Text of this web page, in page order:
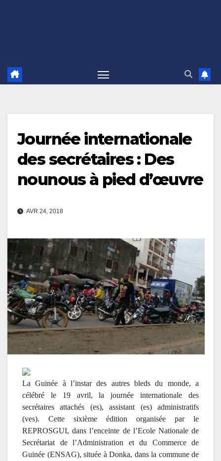
Journée internationale
des secrétaires : Des
nounous à pied d’œuvre
AVR 24, 2018
La Guinée à l’instar des autres bleds du monde, a
célébré le 19 avril, la journée internationale des
secrétaires attachés (es), assistant (es) administratifs
(ves). Cette sixième édition organisée par le
REPROSGUI, dans l’enceinte de l’Ecole Nationale de
Secrétariat de l’Administration et du Commerce de
Guinée (ENSAG), située à Donka, dans la commune de